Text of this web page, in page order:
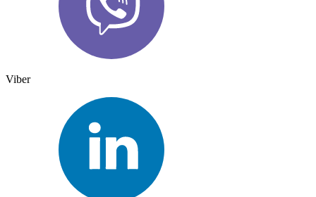
Viber